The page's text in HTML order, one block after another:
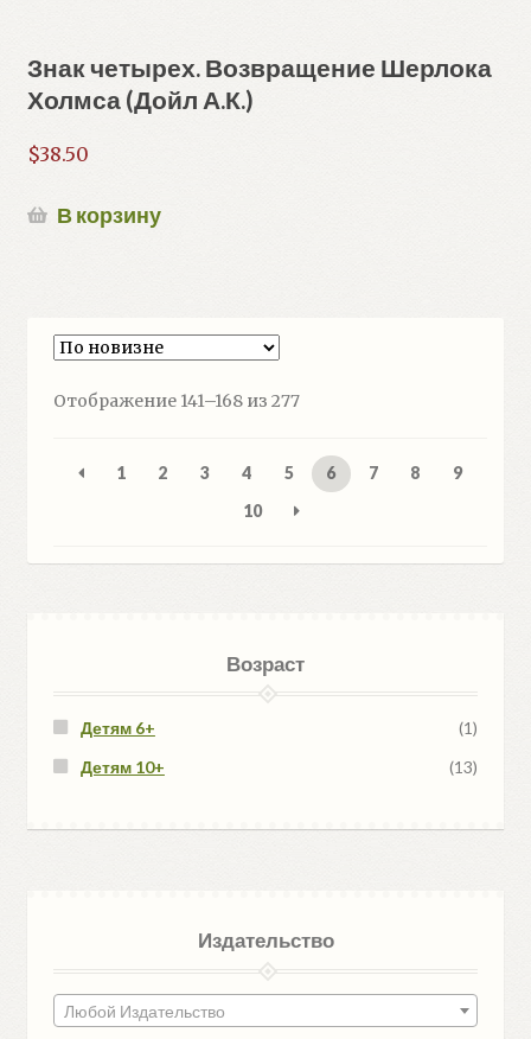
Знак четырех. Возвращение Шерлока
Холмса (Дойл А.К.)
$38.50
В корзину
Отображение 141–168 из 277Сортировка:
недавние
1 2 3 4 5 6 7 8
9
10
Возраст
Детям 6+
(1)
Детям 10+
(13)
Издательство
Любой Издательство